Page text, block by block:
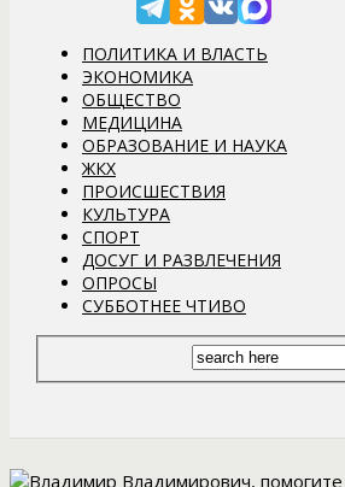
ПОЛИТИКА И ВЛАСТЬ
ЭКОНОМИКА
ОБЩЕСТВО
МЕДИЦИНА
ОБРАЗОВАНИЕ И НАУКА
ЖКХ
ПРОИСШЕСТВИЯ
КУЛЬТУРА
СПОРТ
ДОСУГ И РАЗВЛЕЧЕНИЯ
ОПРОСЫ
СУББОТНЕЕ ЧТИВО